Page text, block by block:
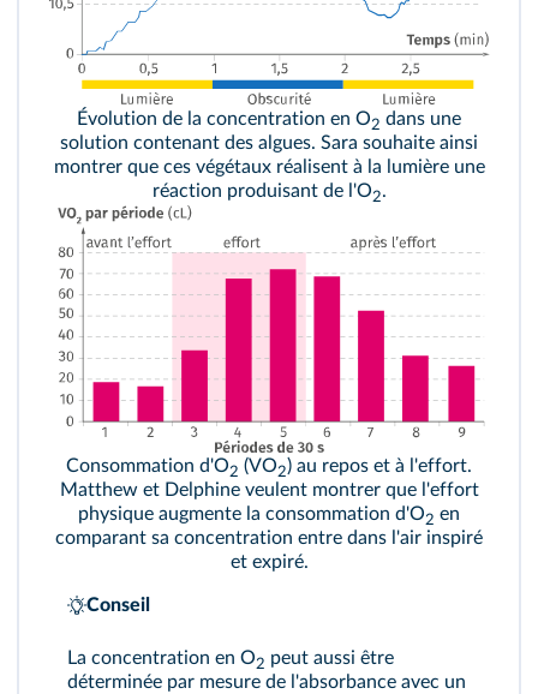
Évolution de la concentration en O2 dans une
solution contenant des algues. Sara souhaite ainsi
montrer que ces végétaux réalisent à la lumière une
réaction produisant de l'O2.
Consommation d'O2 (VO2) au repos et à l'effort.
Matthew et Delphine veulent montrer que l'effort
physique augmente la consommation d'O2 en
comparant sa concentration entre dans l'air inspiré
et expiré.
Conseil
La concentration en O2 peut aussi être
déterminée par mesure de l'absorbance avec un